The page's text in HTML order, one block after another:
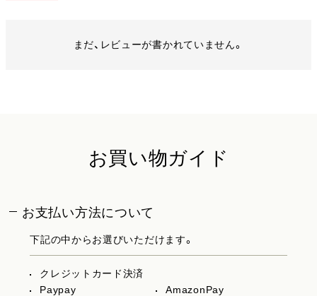
まだ、レビューが書かれていません。
お買い物ガイド
お支払い方法について
下記の中からお選びいただけます。
クレジットカード決済
Paypay
AmazonPay